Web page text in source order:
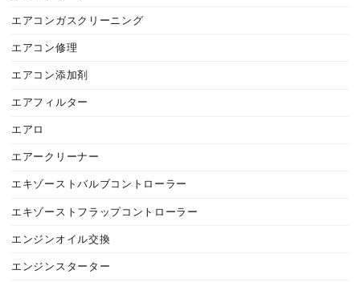
エアコンガスクリーニング
エアコン修理
エアコン添加剤
エアフィルター
エアロ
エアークリーナー
エキゾーストバルブコントローラー
エキゾーストフラップコントローラー
エンジンオイル交換
エンジンスターター